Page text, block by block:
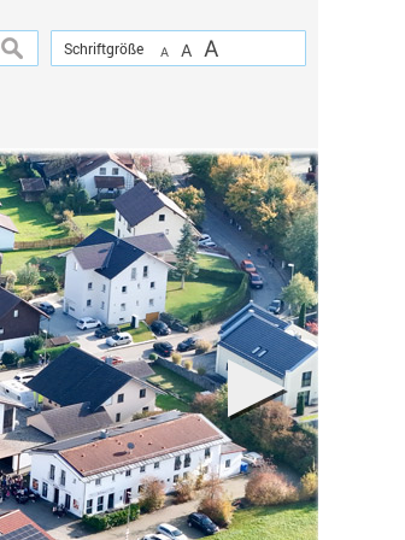
Schriftgröße A A A
suchen